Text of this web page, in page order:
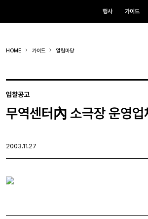
행사 가이드
HOME 가이드 알림마당
입찰공고
무역센터內 소극장 운영
2003.11.27